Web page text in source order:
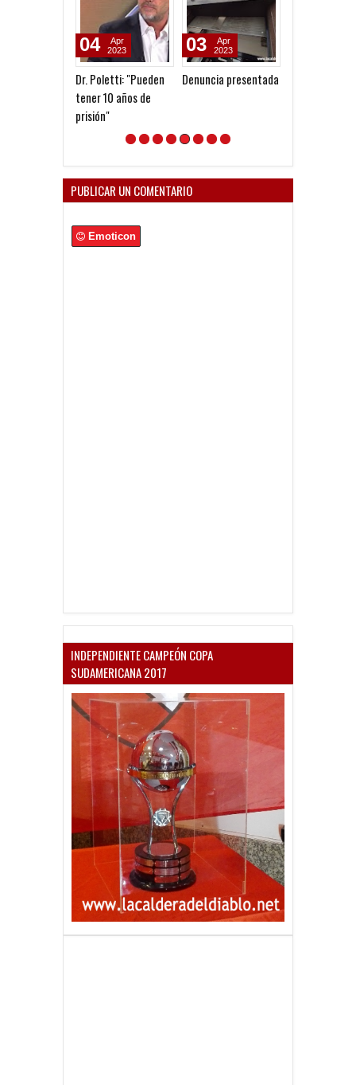
Dr. Poletti: "Pueden
tener 10 años de
prisión"
04
Apr
2023
Denuncia presentada
03
Apr
2023
PUBLICAR UN COMENTARIO
Emoticon
INDEPENDIENTE CAMPEÓN COPA
SUDAMERICANA 2017